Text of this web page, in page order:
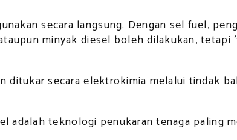
secara langsung. Dengan sel fuel,
minyak diesel boleh dilakukan,
ditukar secara elektrokimia melalui tindak
adalah teknologi penukaran tenaga paling